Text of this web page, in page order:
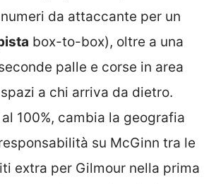
da attaccante per un
box-to-box), oltre a una
palle e corse in area
a chi arriva da dietro.
100%, cambia la geografia
su McGinn tra le
extra per Gilmour nella prima